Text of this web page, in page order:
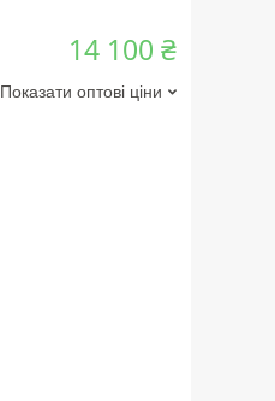
14 100 ₴
Показати оптові ціни